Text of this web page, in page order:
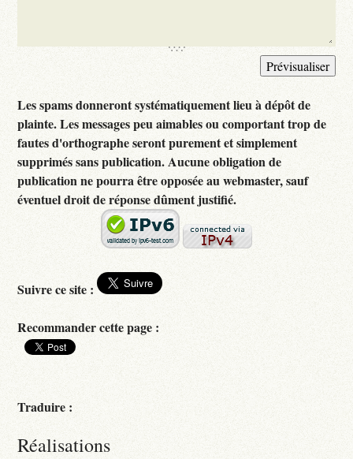
Les spams donneront systématiquement lieu à dépôt de
plainte. Les messages peu aimables ou comportant trop de
fautes d'orthographe seront purement et simplement
supprimés sans publication. Aucune obligation de
publication ne pourra être opposée au webmaster, sauf
éventuel droit de réponse dûment justifié.
Suivre ce site :
Recommander cette page :
Traduire :
Réalisations